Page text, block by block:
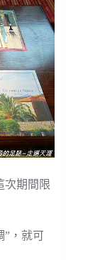
次期間限
”，就可